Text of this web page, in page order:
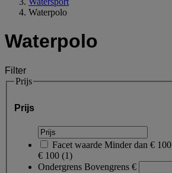
Waterpolo
Waterpolo
Filter
Prijs
Prijs
Facet waarde Minder dan € 100
€ 100 (1)
Ondergrens Bovengrens €